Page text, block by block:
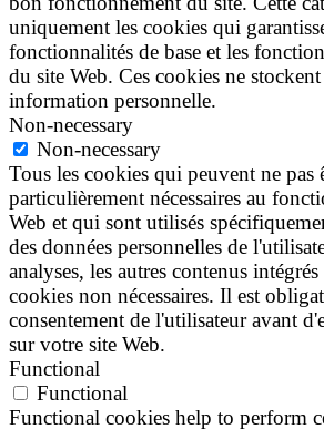
uniquement les cookies qui
fonctionnalités de base et les
du site Web. Ces cookies ne
information personnelle.
Non-necessary
Non-necessary
Tous les cookies qui peuvent ne pas
particulièrement nécessaires au
Web et qui sont utilisés
des données personnelles de
analyses, les autres contenus
cookies non nécessaires. Il est
consentement de l'utilisateur avant
sur votre site Web.
Functional
Functional
Functional cookies help to perform